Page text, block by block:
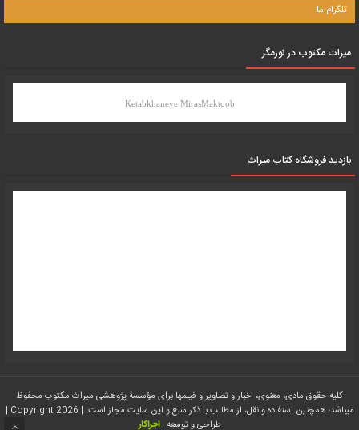
تلگرام ما
میرات مکتوب در نورمگز
Ketabkhaneye MirasMaktoob
بازدید فروشگاه کتاب میراث
کلیه حقوق مادی، معنوی، اخبار و تصاویر و فیلمها برای مؤسسۀ پژوهشی میراث مکتوب محفوظ
میباشد؛ همچنین استفاده و نقل، از مطالب با ذکر منبع و این سایت مجاز است. | Copyright 2026 |
طراحی و توسعه : اجراکار